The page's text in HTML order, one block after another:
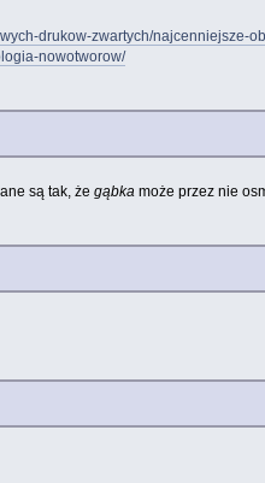
drukow-zwartych/najcenniejsze-
nowotworow/
są tak, że gąbka może przez nie